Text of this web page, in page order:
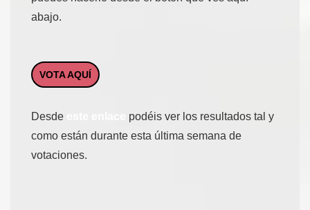
abajo.
VOTA AQUÍ
Desde
podéis ver los resultados tal y
como están durante esta última semana de
votaciones.